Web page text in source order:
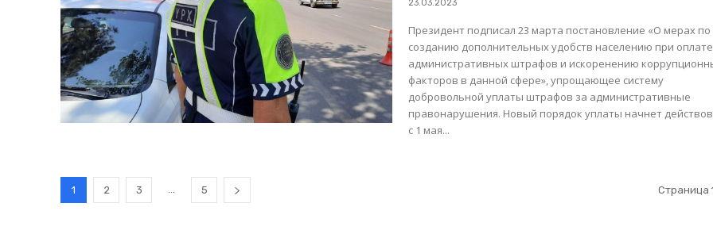
23.03.2023
Президент подписал 23 марта постановление «О мерах по
созданию дополнительных удобств населению при оплате
административных штрафов и искоренению
факторов в данной сфере», упрощающее систему
добровольной уплаты штрафов за административные
правонарушения. Новый порядок уплаты начнет
с 1 мая...
1 2 3 5 Страница